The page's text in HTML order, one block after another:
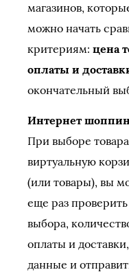
магазинов,
можно начать
критериям: цена
оплаты и
окончательный
Интернет
При выборе
виртуальную
(или товары), вы
еще раз
выбора,
оплаты и
данные и